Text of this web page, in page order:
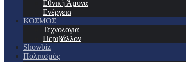
Εθνική Άμυνα
Ενέργεια
ΚΟΣΜΟΣ
Τεχνολογια
Περιβάλλον
Showbiz
Πολιτισμός